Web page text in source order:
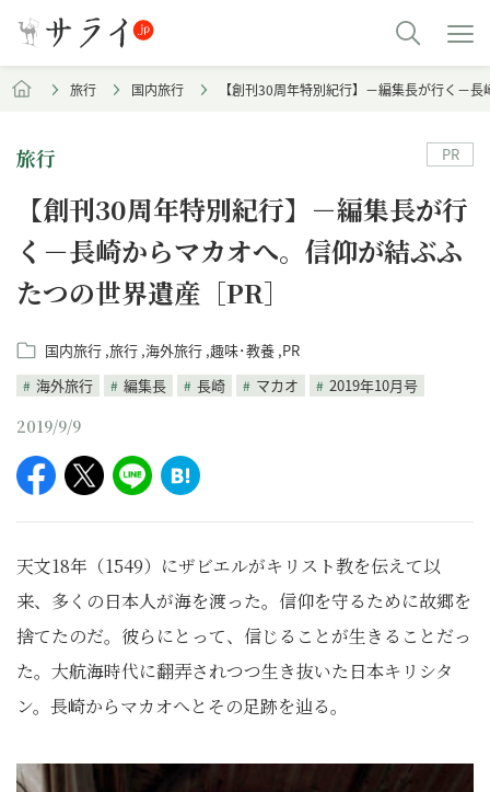
旅行 国内旅行 【創刊30周年特別紀行】－編集長が行く－
旅行
【創刊30周年特別紀行】－編集長が行
く－長崎からマカオへ。信仰が結ぶふ
たつの世界遺産［PR］
国内旅行 旅行 海外旅行 趣味･教養 PR
海外旅行
編集長 長崎 マカオ 2019年10月号
2019/9/9
PR
天文18年（1549）にザビエルがキリスト教を伝えて以
来、多くの日本人が海を渡った。信仰を守るために故郷を
捨てたのだ。彼らにとって、信じることが生きることだっ
た。大航海時代に翻弄されつつ生き抜いた日本キリシタ
ン。長崎からマカオへとその足跡を辿る。